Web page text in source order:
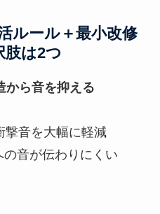
ルール＋最小改修
は2つ
から音を抑える
撃音を大幅に軽減
の音が伝わりにくい